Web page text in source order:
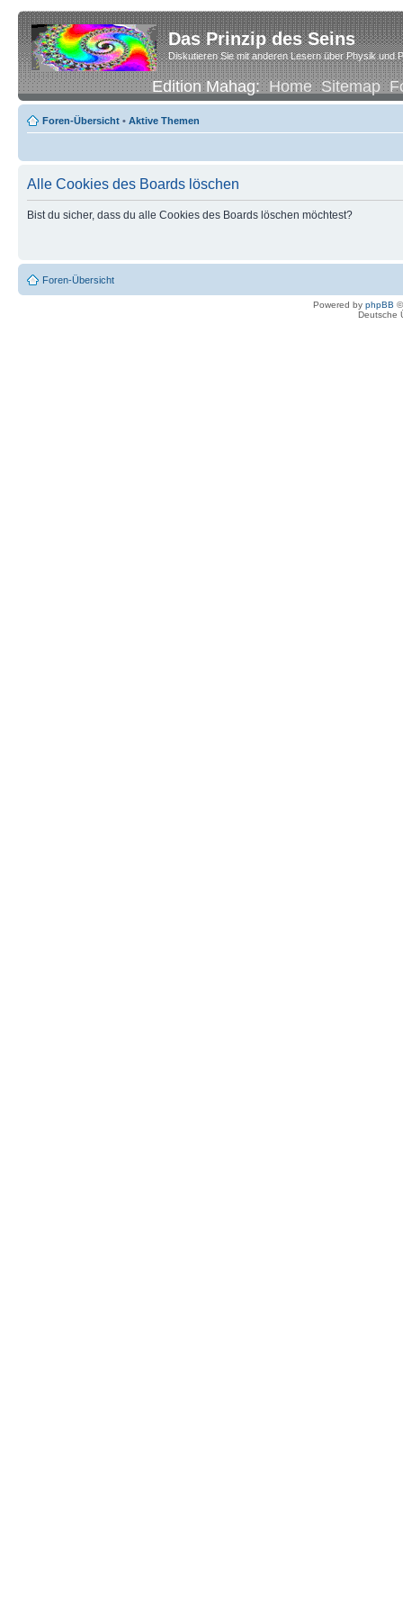
Das Prinzip des Seins
Diskutieren Sie mit anderen Lesern über Physik und
Edition Mahag:Home Sitemap
Foren-Übersicht • Aktive Themen
Alle Cookies des Boards löschen
Bist du sicher, dass du alle Cookies des Boards löschen möchtest?
Foren-Übersicht
Powered by phpBB
Deutsche